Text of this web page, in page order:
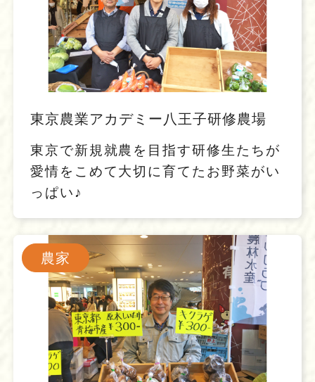
東京農業アカデミー八王子研修農場
東京で新規就農を目指す研修生たちが
愛情をこめて大切に育てたお野菜がい
っぱい♪
農家